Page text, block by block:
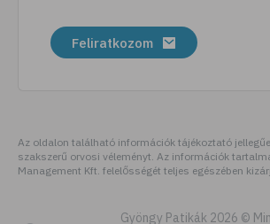
# köhögés
# immunerősítés
# kézmosás
Feliratkozom
Az oldalon található információk tájékoztató
szakszerű orvosi véleményt. Az információk
Management Kft. felelősségét teljes egészében
Gyöngy Patikák 2026 ©